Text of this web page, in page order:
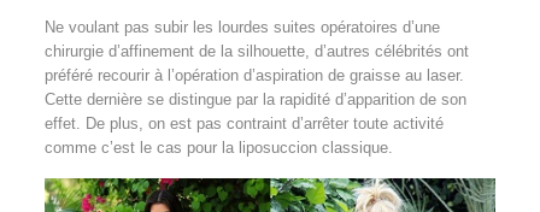
Ne voulant pas subir les lourdes suites opératoires d’une
chirurgie d’affinement de la silhouette, d’autres célébrités ont
préféré recourir à l’opération d’aspiration de graisse au laser.
Cette dernière se distingue par la rapidité d’apparition de son
effet. De plus, on est pas contraint d’arrêter toute activité
comme c’est le cas pour la liposuccion classique.